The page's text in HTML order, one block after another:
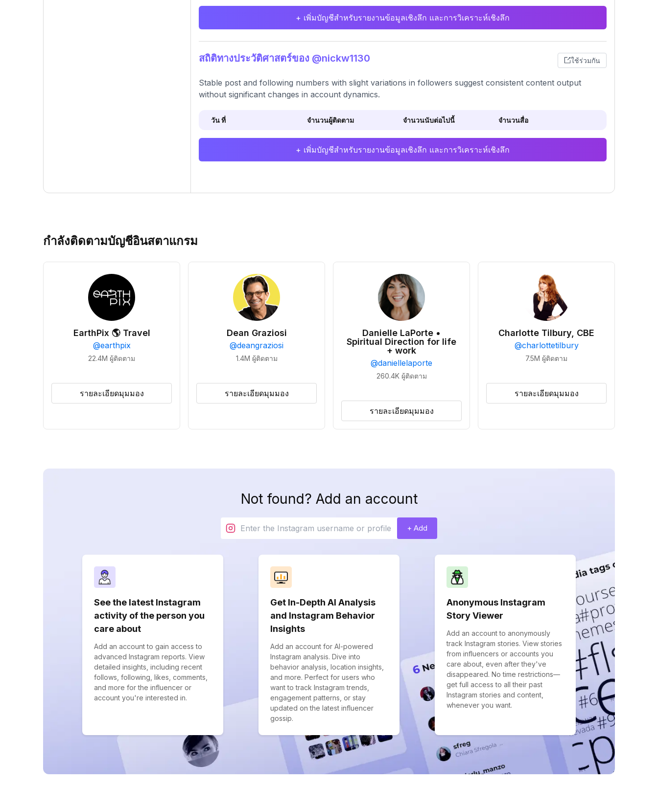
+ เพิ่มบัญชีสำหรับรายงานข้อมูลเชิงลึก และการวิเคราะห์เชิงลึก
สถิติทางประวัติศาสตร์ของ @nickw1130 ใช้ร่วมกัน
Stable post and following numbers with slight variations in followers suggest consistent content output
without significant changes in account dynamics.
วัน ที่ จำนวนผู้ติดตาม จำนวนนับต่อไปนี้ จำนวนสื่อ
+ เพิ่มบัญชีสำหรับรายงานข้อมูลเชิงลึก และการวิเคราะห์เชิงลึก
กำลังติดตามบัญชีอินสตาแกรม
EarthPix 🌎 Travel
@earthpix
22.4M ผู้ติดตาม
รายละเอียดมุมมอง
Dean Graziosi
@deangraziosi
1.4M ผู้ติดตาม
รายละเอียดมุมมอง
Danielle LaPorte •
Spiritual Direction for life
+ work
@daniellelaporte
260.4K ผู้ติดตาม
รายละเอียดมุมมอง
Charlotte Tilbury, CBE
@charlottetilbury
7.5M ผู้ติดตาม
รายละเอียดมุมมอง
Not found? Add an account
+ Add
See the latest Instagram
activity of the person you
care about
Add an account to gain access to
advanced Instagram reports. View
detailed insights, including recent
follows, following, likes, comments,
and more for the influencer or
account you're interested in.
Get In-Depth AI Analysis
and Instagram Behavior
Insights
Add an account for AI-powered
Instagram analysis. Dive into
behavior analysis, location insights,
and more. Perfect for users who
want to track Instagram trends,
engagement patterns, or stay
updated on the latest influencer
gossip.
Anonymous Instagram
Story Viewer
Add an account to anonymously
track Instagram stories. View stories
from influencers or accounts you
care about, even after they've
disappeared. No time restrictions—
get full access to all their past
Instagram stories and content,
whenever you want.